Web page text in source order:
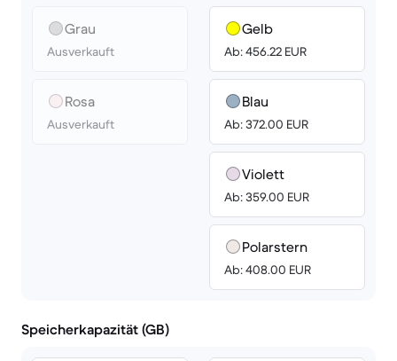
Grau
Ausverkauft
Rosa
Ausverkauft
Gelb
Ab: 456.22 EUR
Blau
Ab: 372.00 EUR
Violett
Ab: 359.00 EUR
Polarstern
Ab: 408.00 EUR
Speicherkapazität (GB)